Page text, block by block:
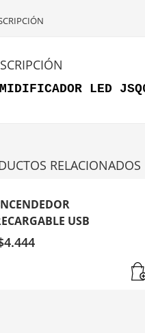
LED
RELACIONADOS
USB
4.444